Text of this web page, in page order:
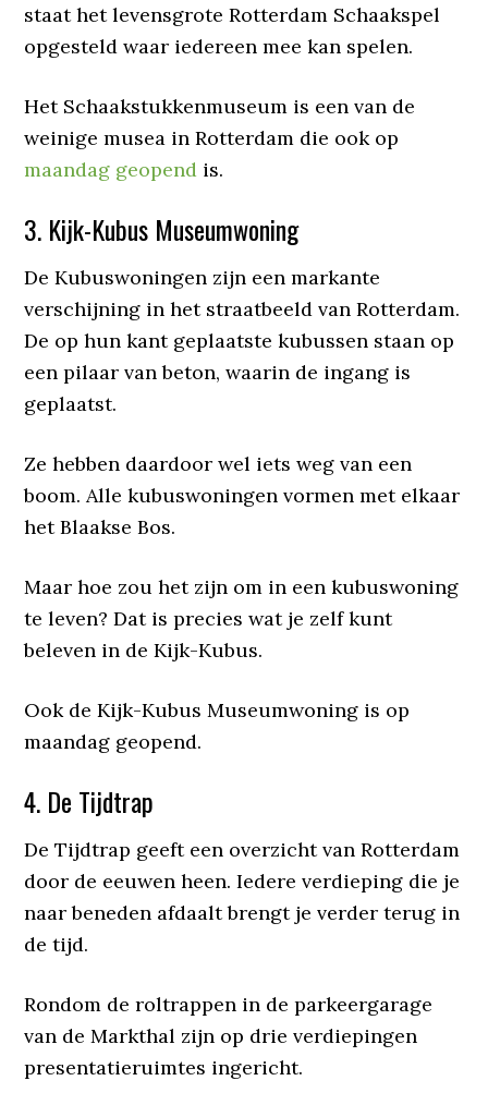
staat het levensgrote Rotterdam Schaakspel
opgesteld waar iedereen mee kan spelen.
Het Schaakstukkenmuseum is een van de
weinige musea in Rotterdam die ook op
maandag geopend is.
3. Kijk-Kubus Museumwoning
De Kubuswoningen zijn een markante
verschijning in het straatbeeld van Rotterdam.
De op hun kant geplaatste kubussen staan op
een pilaar van beton, waarin de ingang is
geplaatst.
Ze hebben daardoor wel iets weg van een
boom. Alle kubuswoningen vormen met elkaar
het Blaakse Bos.
Maar hoe zou het zijn om in een kubuswoning
te leven? Dat is precies wat je zelf kunt
beleven in de Kijk-Kubus.
Ook de Kijk-Kubus Museumwoning is op
maandag geopend.
4. De Tijdtrap
De Tijdtrap geeft een overzicht van Rotterdam
door de eeuwen heen. Iedere verdieping die je
naar beneden afdaalt brengt je verder terug in
de tijd.
Rondom de roltrappen in de parkeergarage
van de Markthal zijn op drie verdiepingen
presentatieruimtes ingericht.